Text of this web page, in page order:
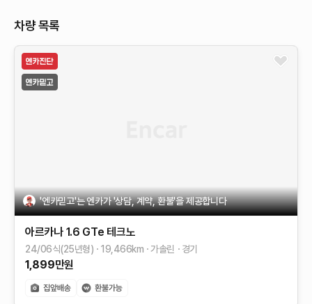
차량 목록
'엔카믿고'는 엔카가 '상담, 계약, 환불'을 제공합니다
아르카나 1.6 GTe 테크노
24/06식(25년형) 19,466km 가솔린 경기
1,899만원